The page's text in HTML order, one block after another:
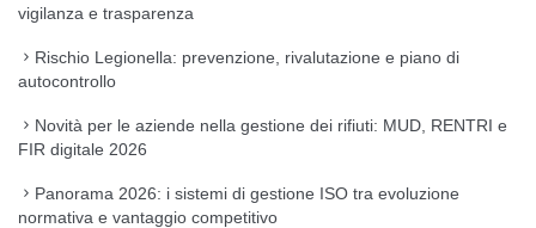
vigilanza e trasparenza
Rischio Legionella: prevenzione, rivalutazione e piano di
autocontrollo
Novità per le aziende nella gestione dei rifiuti: MUD, RENTRI e
FIR digitale 2026
Panorama 2026: i sistemi di gestione ISO tra evoluzione
normativa e vantaggio competitivo